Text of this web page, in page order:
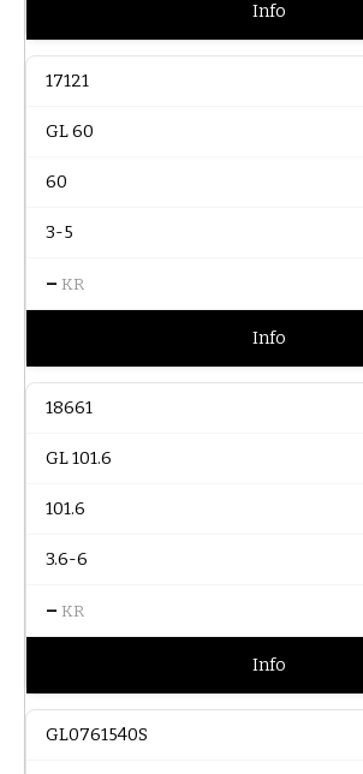
Info
17121
GL 60
60
3-5
– KR
Info
18661
GL 101.6
101.6
3.6-6
– KR
Info
GL0761540S